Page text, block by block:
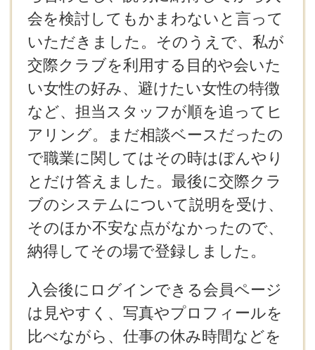
会を検討してもかまわないと言って
いただきました。そのうえで、私が
交際クラブを利用する目的や会いた
い女性の好み、避けたい女性の特徴
など、担当スタッフが順を追ってヒ
アリング。まだ相談ベースだったの
で職業に関してはその時はぼんやり
とだけ答えました。最後に交際クラ
ブのシステムについて説明を受け、
そのほか不安な点がなかったので、
納得してその場で登録しました。
入会後にログインできる会員ページ
は見やすく、写真やプロフィールを
比べながら、仕事の休み時間などを